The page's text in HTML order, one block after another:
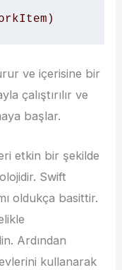
ve içerisine bir
çalıştırılır ve
başlar.
etkin bir şekilde
Swift
oldukça basittir.
Ardından
kullanarak